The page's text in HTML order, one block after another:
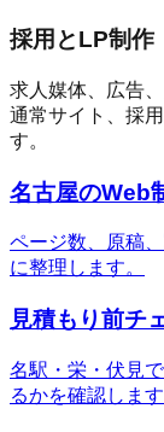
採用とLP制作
求人媒体、広告
通常サイト、採
す。
名古屋のWeb
ページ数、原稿
に整理します。
見積もり前チ
名駅・栄・伏見
るかを確認します